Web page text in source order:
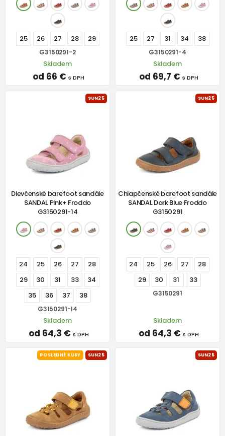
25 26 27 28 29
G3150291-2
Skladem
od 66 € s DPH
25 27 31 34 38
G3150291-4
Skladem
od 69,7 € s DPH
SUN25
Dievčenské barefoot sandále
SANDAL Pink+ Froddo
G3150291-14
24 25 26 27
28
29
30 31 33
34
35
36 37 38
G3150291-14
Skladem
od 64,3 € s DPH
SUN25
Chlapčenské barefoot sandále
SANDAL Dark Blue Froddo
G3150291
24 25 26 27
28
29
30 31 33
G3150291
Skladem
od 64,3 € s DPH
POSLEDNÉ KUSY SUN25 SUN25